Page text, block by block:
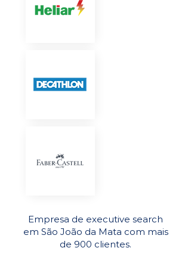
Empresa de executive search
em São João da Mata com mais
de 900 clientes.